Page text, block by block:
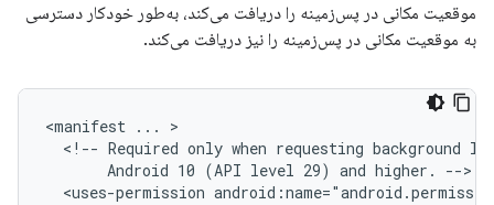
موقعیت مکانی در پس‌زمینه را دریافت می‌کند، به‌طور خودکار دسترسی
به موقعیت مکانی در پس‌زمینه را نیز دریافت می‌کند.
<manifest ...
<!-- Required only when requesting background
Android 10 (API level 29) and higher.
<uses-permission